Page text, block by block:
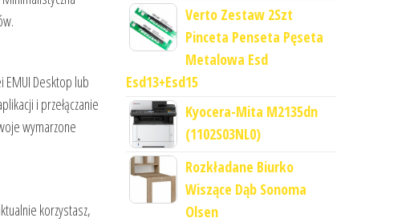
EMUI Desktop lub
i przełączanie
wymarzone
korzystasz,
Verto Zestaw 2Szt
Pinceta Penseta Pęseta
Metalowa Esd
Esd13+Esd15
Kyocera-Mita M2135dn
(1102S03NL0)
Rozkładane Biurko
Wiszące Dąb Sonoma
Olsen